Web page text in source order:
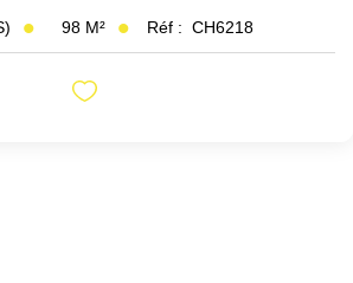
98 M² Réf : CH6218